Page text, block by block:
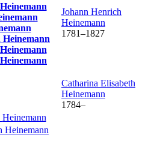
Heinemann
Heinemann
Heinemann
Heinemann
Johann Henrich
Heinemann
1781–1827
Catharina Elisabeth
Heinemann
1784–
Heinemann
Heinemann